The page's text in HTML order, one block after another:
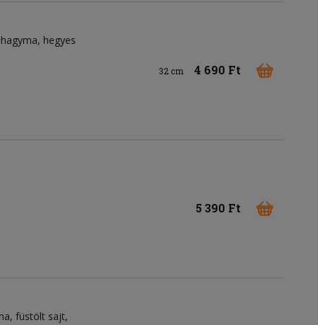
hegyes
32 cm 4 690 Ft
5 390 Ft
füstölt sajt